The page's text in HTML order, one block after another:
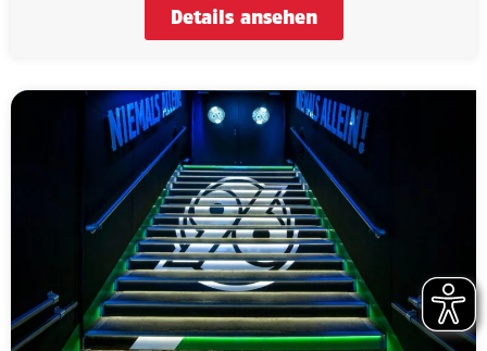
Details ansehen